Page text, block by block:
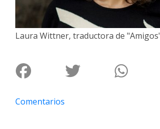
Espectáculos
Policiales
Fotos
Familia
Laura Wittner, traductora de
Comentarios